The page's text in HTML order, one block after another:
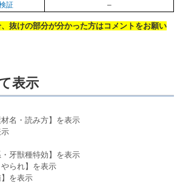
証
–
抜けの部分が分かった方はコメントをお願い
表示
名・読み方】を表示
牙獣種特効】を表示
られ】を表示
を表示